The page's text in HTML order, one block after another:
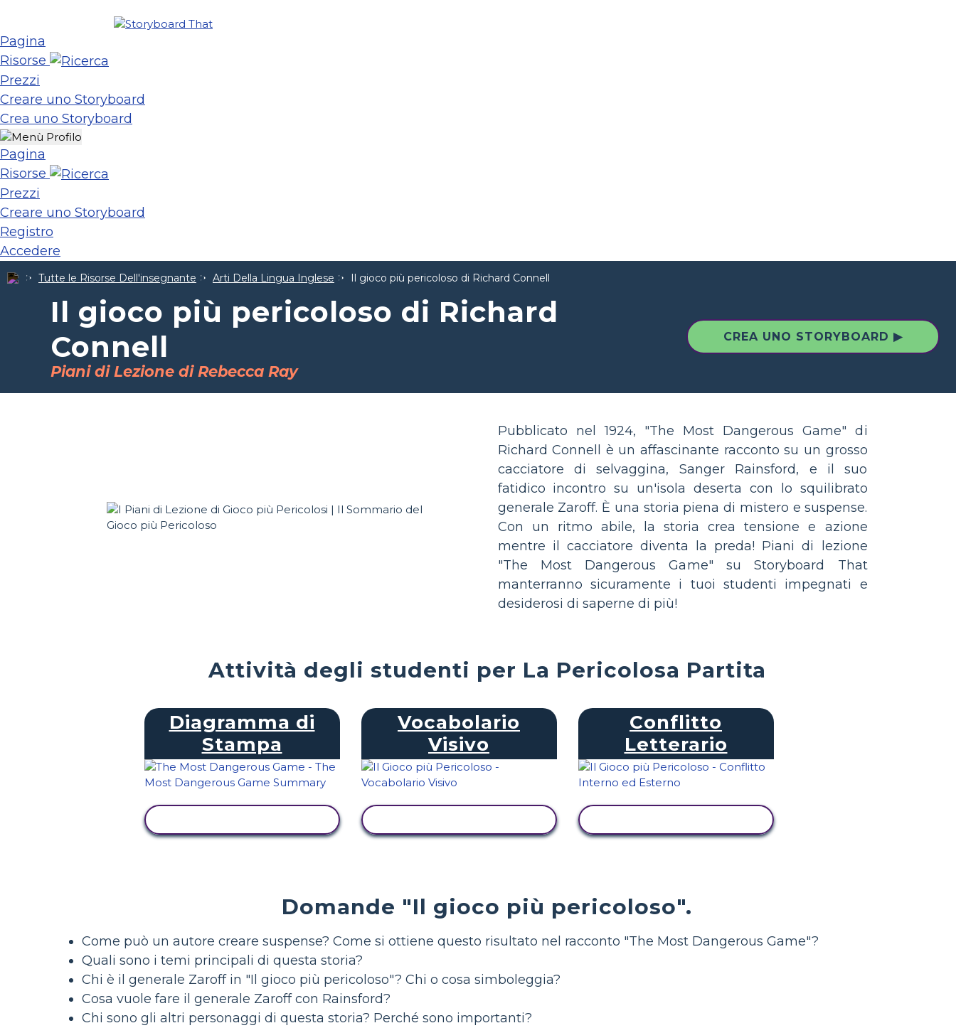
Pagina
Risorse
Prezzi
Creare uno Storyboard
Crea uno Storyboard
Pagina
Risorse
Prezzi
Creare uno Storyboard
Registro
Accedere
Tutte le Risorse Dell'insegnante Arti Della Lingua Inglese Il gioco più pericoloso di Richard Connell
Il gioco più pericoloso di Richard
Connell
Piani di Lezione di Rebecca Ray
CREA UNO STORYBOARD ▶
Pubblicato nel 1924, "The Most Dangerous Game" di
Richard Connell è un affascinante racconto su un grosso
cacciatore di selvaggina, Sanger Rainsford, e il suo
fatidico incontro su un'isola deserta con lo squilibrato
generale Zaroff. È una storia piena di mistero e suspense.
Con un ritmo abile, la storia crea tensione e azione
mentre il cacciatore diventa la preda! Piani di lezione
"The Most Dangerous Game" su Storyboard That
manterranno sicuramente i tuoi studenti impegnati e
desiderosi di saperne di più!
Attività degli studenti per La Pericolosa Partita
Diagramma di
Stampa
Vocabolario
Visivo
Conflitto
Letterario
Domande "Il gioco più pericoloso".
Come può un autore creare suspense? Come si ottiene questo risultato nel racconto "The Most Dangerous Game"?
Quali sono i temi principali di questa storia?
Chi è il generale Zaroff in "Il gioco più pericoloso"? Chi o cosa simboleggia?
Cosa vuole fare il generale Zaroff con Rainsford?
Chi sono gli altri personaggi di questa storia? Perché sono importanti?